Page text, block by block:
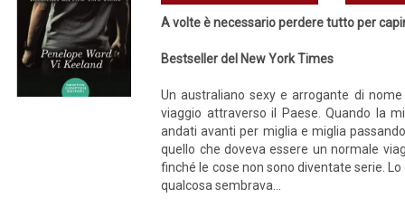
A volte è necessario perdere tutto per
Bestseller del New York Times
Un australiano sexy e arrogante di
viaggio attraverso il Paese. Quando la
andati avanti per miglia e miglia
quello che doveva essere un normale
finché le cose non sono diventate serie.
qualcosa sembrava...